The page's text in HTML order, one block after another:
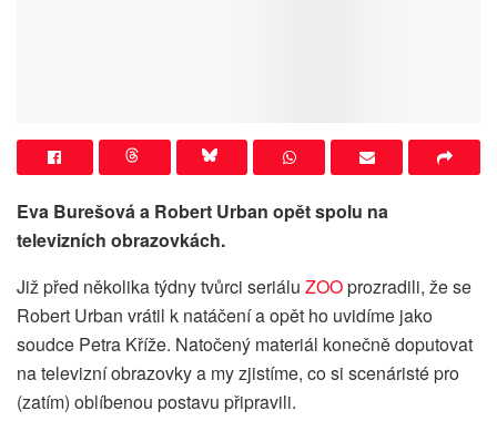
Eva Burešová a Robert Urban opět spolu na
televizních obrazovkách.
Již před několika týdny tvůrci seriálu ZOOprozradili, že se
Robert Urban vrátil k natáčení a opět ho uvidíme jako
soudce Petra Kříže. Natočený materiál konečně doputovat
na televizní obrazovky a my zjistíme, co si scenáristé pro
(zatím) oblíbenou postavu připravili.